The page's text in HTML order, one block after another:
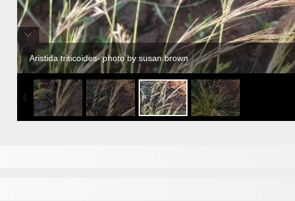
Aristida triticoides- photo by susan brown